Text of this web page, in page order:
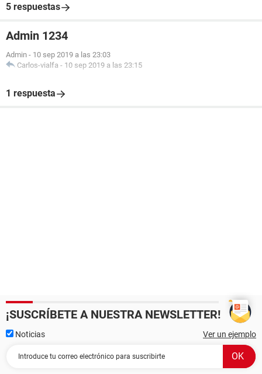
5 respuestas
Admin 1234
Admin - 10 sep 2019 a las 23:03
Carlos-vialfa - 10 sep 2019 a las 23:15
1 respuesta
¡SUSCRÍBETE A NUESTRA NEWSLETTER!
Noticias Ver un ejemplo